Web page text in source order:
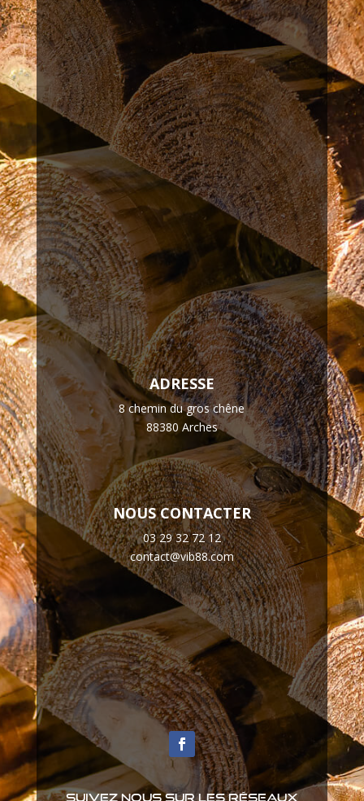
ADRESSE
8 chemin du gros chêne
88380 Arches
NOUS CONTACTER
03 29 32 72 12
contact@vib88.com
Suivez nous sur les réseaux